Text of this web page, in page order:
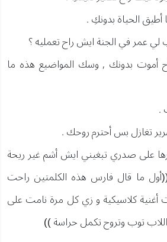
أطيق الحياة بدونكِ .
عمر في الجنة ايش راح تعمليه ؟
أموت بدونك , وسك المواضيع هذه ما
.
تغازل بس أحترم روحك .
على صدري تبغيني ايش أشم غير ريحة
ما قال فارس هذه الكلمتين راحت
أغنية كلاسيكية و زي كل مرة نامت على
اللاب توب وتروح تكمل حراسة ))